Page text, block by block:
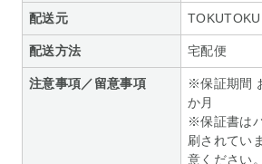
配送元
配送方法 宅配便
注意事項／留意事項
※保証期間
か月
※保証書は
刷されてい
意ください。